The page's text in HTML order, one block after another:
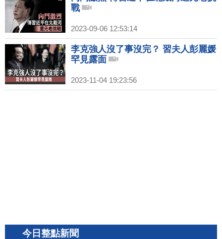
戰
2023-09-06 12:53:14
李克強人沒了事沒完？ 習夫人彭麗媛
罕見露面
2023-11-04 19:23:56
今日整點新聞